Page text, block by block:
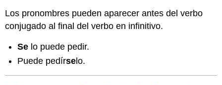
Los pronombres pueden aparecer antes del verbo
conjugado al final del verbo en infinitivo.
Se lo puede pedir.
Puede pedírselo.